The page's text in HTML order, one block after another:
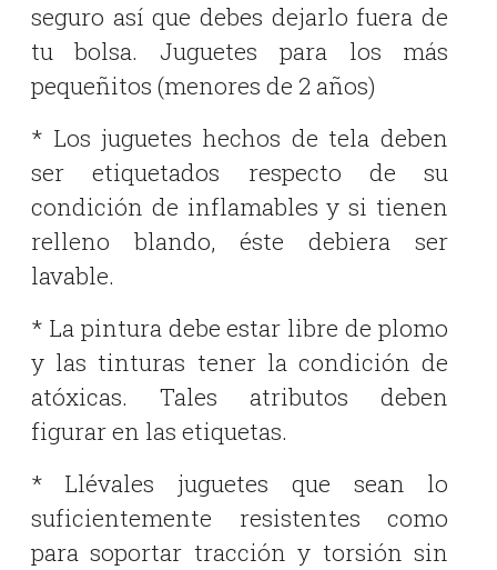
seguro así que debes dejarlo fuera de
tu bolsa. Juguetes para los más
pequeñitos (menores de 2 años)
* Los juguetes hechos de tela deben
ser etiquetados respecto de su
condición de inflamables y si tienen
relleno blando, éste debiera ser
lavable.
* La pintura debe estar libre de plomo
y las tinturas tener la condición de
atóxicas. Tales atributos deben
figurar en las etiquetas.
* Llévales juguetes que sean lo
suficientemente resistentes como
para soportar tracción y torsión sin